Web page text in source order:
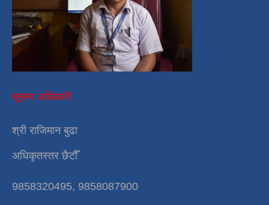
सूचना अधिकारी
श्री राजिमान बुढा
अधिकृतस्तर छैटौँ
9858320495, 9858087900